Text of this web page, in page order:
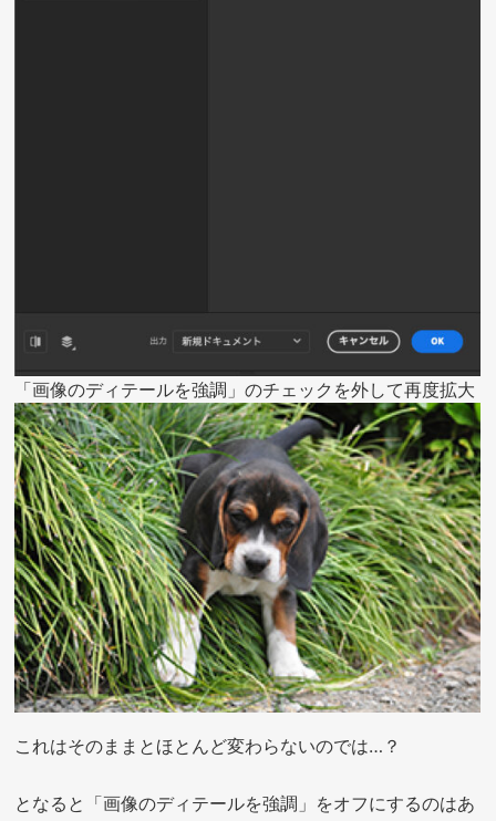
「画像のディテールを強調」のチェックを外して再度拡大
これはそのままとほとんど変わらないのでは…？
となると「画像のディテールを強調」をオフにするのはあ